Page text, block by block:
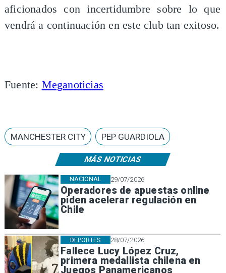
MÁS NOTICIAS
29/07/2026
Operadores de apuestas online
piden acelerar regulación en
Chile
NACIONAL
28/07/2026
Fallece Lucy López Cruz,
primera medallista chilena en
Juegos Panamericanos
DEPORTES
aficionados con incertidumbre sobre lo que
vendrá a continuación en este club tan exitoso.
Fuente: Meganoticias
MANCHESTER CITY PEP GUARDIOLA